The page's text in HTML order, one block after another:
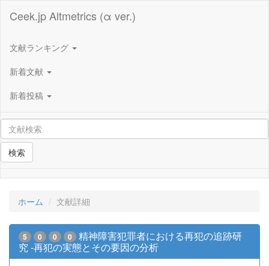
Ceek.jp Altmetrics (α ver.)
文献ランキング
新着文献
新着投稿
検索
ホーム 文献詳細
5 0 0 0
精神障害犯罪者における再犯の追跡研
究 -再犯の実態とその要因の分析